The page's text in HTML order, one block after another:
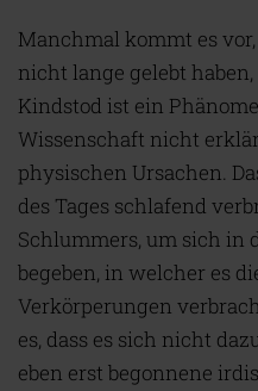
Manchmal kommt es
nicht lange gelebt
Kindstod ist ein
Wissenschaft nicht
physischen Ursachen.
des Tages schlafend
Schlummers, um sich in
begeben, in welcher es
Verkörperungen
es, dass es sich nicht
eben erst begonnene